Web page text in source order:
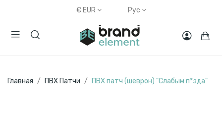
€ EUR Рус
Главная ПВХ Патчи ПВХ патч (шеврон) "Слабым п*зда"